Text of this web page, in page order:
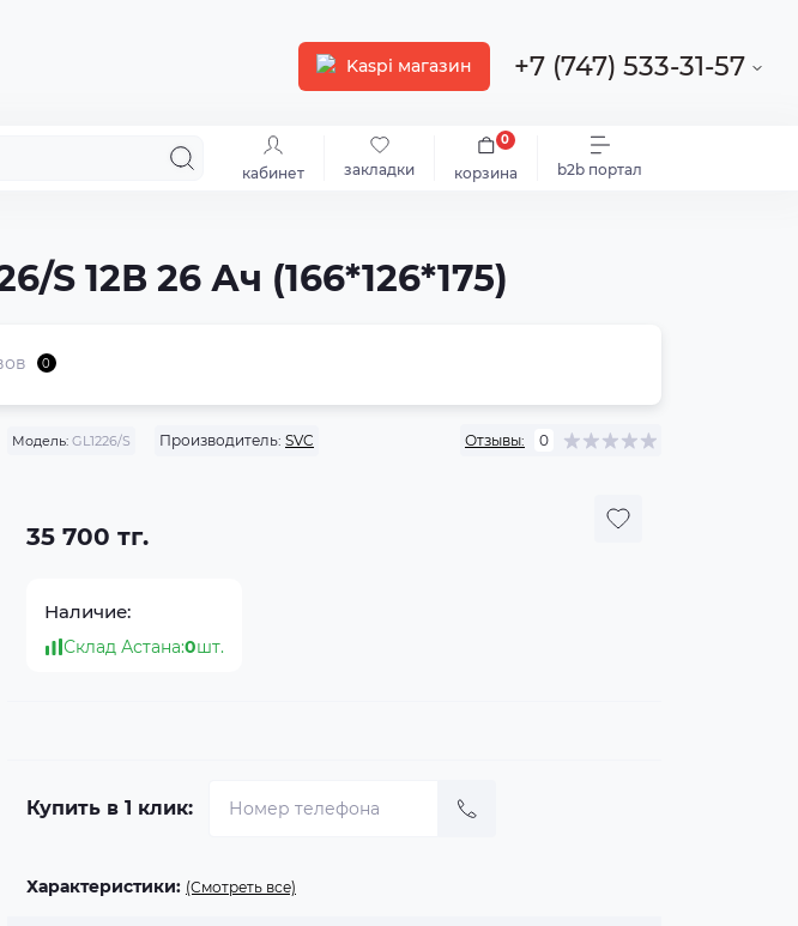
Kaspi магазин +7 (747) 533-31-57
кабинет закладки корзина
0
b2b портал
S 12В 26 Ач (166*126*175)
0
Модель: GL1226/S Производитель: SVC Отзывы: 0
35 700 тг.
Наличие:
Склад Астана:0шт.
Купить в 1 клик:
Характеристики: (Смотреть все)